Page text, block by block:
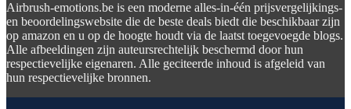
Airbrush-emotions.be is een moderne alles-in-één prijsvergelijkings-
en beoordelingswebsite die de beste deals biedt die beschikbaar zijn
op amazon en u op de hoogte houdt via de laatst toegevoegde blogs.
Alle afbeeldingen zijn auteursrechtelijk beschermd door hun
respectievelijke eigenaren. Alle geciteerde inhoud is afgeleid van
hun respectievelijke bronnen.